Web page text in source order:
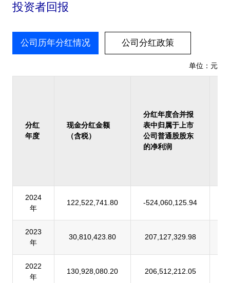
投资者回报
公司历年分红情况 公司分红政策
单位：元
分红
年度
现金分红金额
（含税）
分红年度合并报
表中归属于上市
公司普通股股东
的净利润
2024
年
122,522,741.80 -524,060,125.94
2023
年
30,810,423.80 207,127,329.98
2022
年
130,928,080.20 206,512,212.05